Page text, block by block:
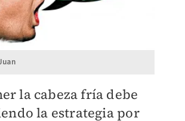
la cabeza fría debe
la estrategia por